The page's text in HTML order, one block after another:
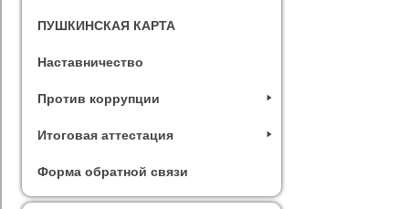
ПУШКИНСКАЯ КАРТА
Наставничество
Против коррупции
Итоговая аттестация
Форма обратной связи